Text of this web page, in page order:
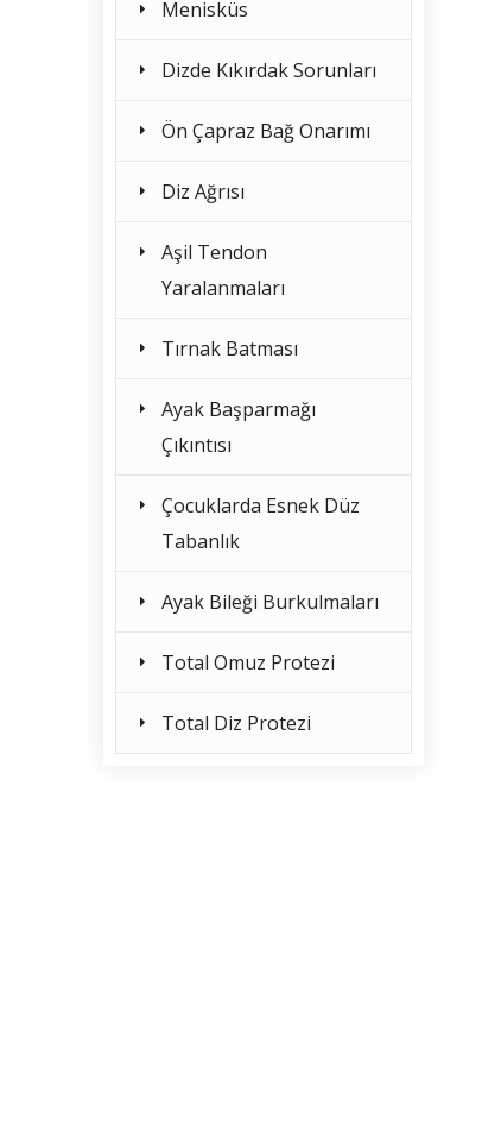
Menisküs
Dizde Kıkırdak Sorunları
Ön Çapraz Bağ Onarımı
Diz Ağrısı
Aşil Tendon
Yaralanmaları
Tırnak Batması
Ayak Başparmağı
Çıkıntısı
Çocuklarda Esnek Düz
Tabanlık
Ayak Bileği Burkulmaları
Total Omuz Protezi
Total Diz Protezi